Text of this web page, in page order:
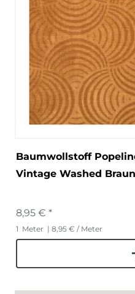
Baumwollstoff
Vintage Washed
8,95 € *
1 Meter | 8,95 € / Meter